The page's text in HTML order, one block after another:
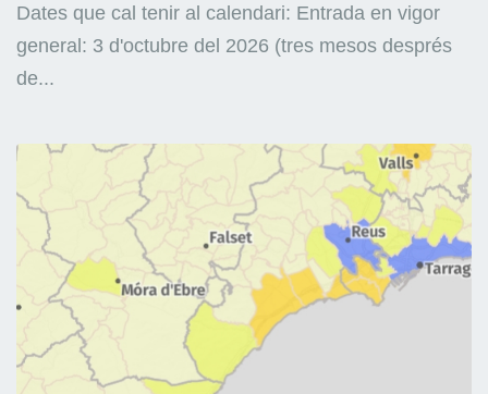
Dates que cal tenir al calendari: Entrada en vigor
general: 3 d'octubre del 2026 (tres mesos després
de...